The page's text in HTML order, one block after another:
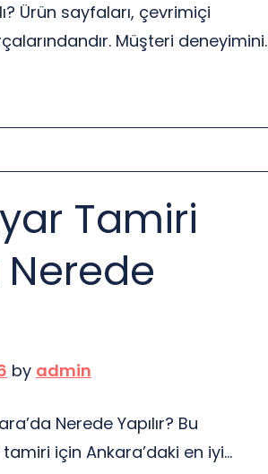
Ürün sayfaları, çevrimiçi
Müşteri deneyimini
Bu yazıda etkili ürün sayfası
Düşünsenize, bir ürün
Bir […]
Tamiri
by admin
Nerede Yapılır? Bu
için Ankara’daki en iyi